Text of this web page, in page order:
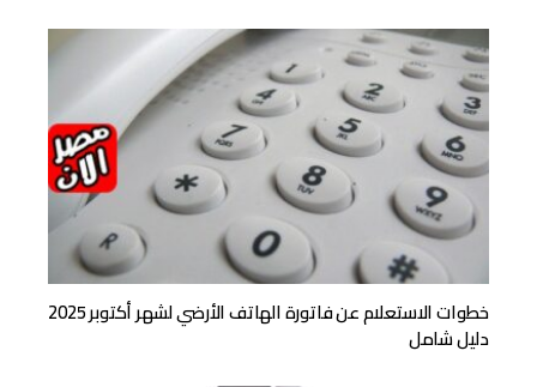
خطوات الاستعلام عن فاتورة الهاتف الأرضي لشهر أكتوبر 2025
دليل شامل